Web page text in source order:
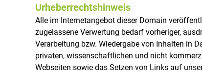
a
t
z
e
a
u
s
d
e
Urheberrechtshinweis
Alle im Internetangebot dieser Domain
zugelassene Verwertung bedarf vorheriger,
Verarbeitung bzw. Wiedergabe von Inhalten in
privaten, wissenschaftlichen und nicht
Webseiten sowie das Setzen von Links auf